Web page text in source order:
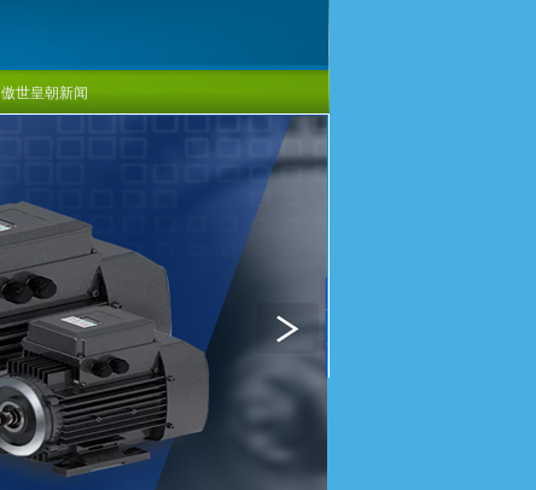
傲世皇朝新闻